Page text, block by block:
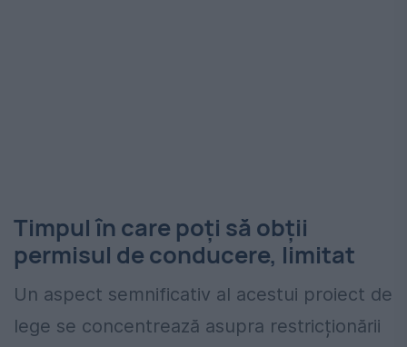
Timpul în care poți să obții
permisul de conducere, limitat
Un aspect semnificativ al acestui proiect de
lege se concentrează asupra restricționării